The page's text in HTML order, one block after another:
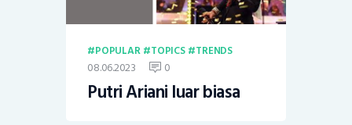
POPULAR TOPICS TRENDS
08.06.2023 0
Putri Ariani luar biasa